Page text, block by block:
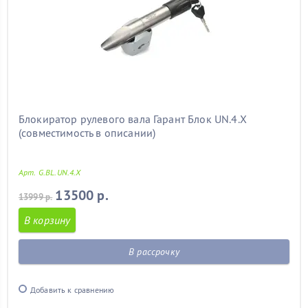
Блокиратор рулевого вала Гарант Блок UN.4.X
(совместимость в описании)
Арт. G.BL.UN.4.X
13999 р. 13500 р.
В корзину
В рассрочку
Добавить к сравнению